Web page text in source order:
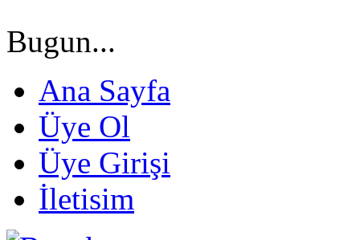
Bugun...
Ana Sayfa
Üye Ol
Üye Girişi
İletisim